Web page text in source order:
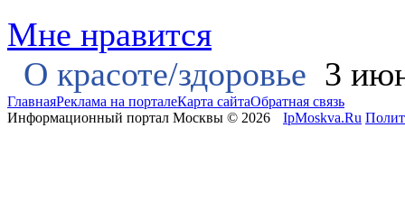
Мне нравится
О красоте/здоровье 3
ГлавнаяРеклама на порталеКарта сайтаОбратная связь
Информационный портал Москвы © 2026
IpMoskva.Ru